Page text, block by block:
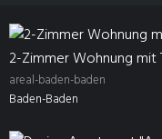
2-Zimmer Wohnung mit
areal-baden-baden
Baden-Baden